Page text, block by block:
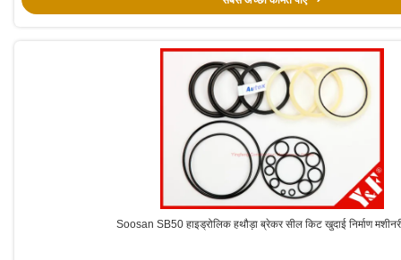
Soosan SB50 हाइड्रोलिक हथौड़ा ब्रेकर सील किट खुदाई निर्माण